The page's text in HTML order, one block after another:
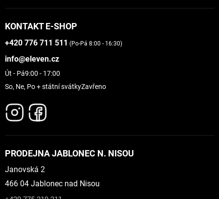
KONTAKT E-SHOP
+420 776 711 511 (Po-Pá 8:00 - 16:30)
info@eleven.cz
Út - Pá9:00 - 17:00
So, Ne, Po + státní svátkyZavřeno
PRODEJNA JABLONEC N. NISOU
Janovská 2
466 04 Jablonec nad Nisou